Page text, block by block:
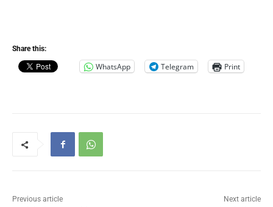
Share this:
WhatsApp Telegram Print
Previous article Next article